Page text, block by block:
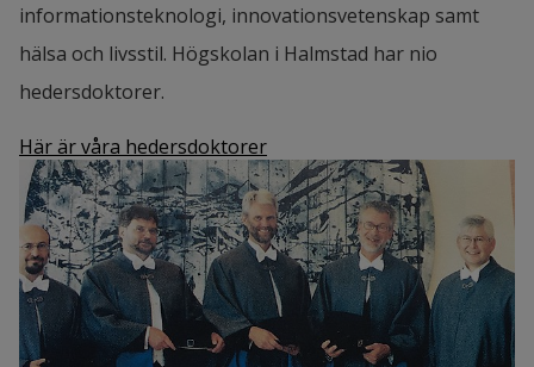
informationsteknologi, innovationsvetenskap samt
hälsa och livsstil. Högskolan i Halmstad har nio
hedersdoktorer.
Här är våra hedersdoktorer